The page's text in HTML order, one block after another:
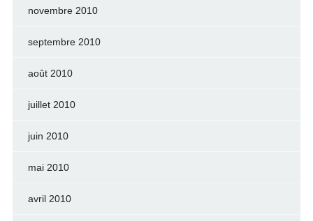
novembre 2010
septembre 2010
août 2010
juillet 2010
juin 2010
mai 2010
avril 2010